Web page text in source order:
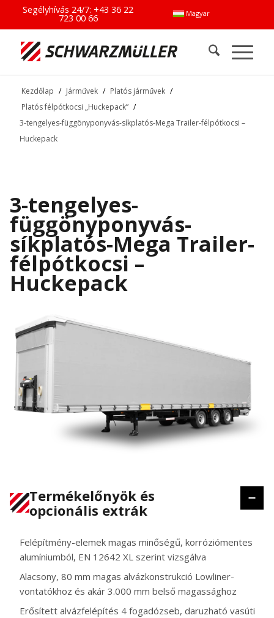
Magyar
Segélyhívás 24/7:+43 36 22
723 00 66
Kezdőlap / Járművek / Platós járművek /
Platós félpótkocsi „Huckepack” /
3-tengelyes-függönyponyvás-síkplatós-Mega Trailer-félpótkocsi –
Huckepack
3-tengelyes-
függönyponyvás-
síkplatós-Mega Trailer-
félpótkocsi –
Huckepack
Termékelőnyök és
opcionális extrák
Felépítmény-elemek magas minőségű, korróziómentes
alumíniumból, EN 12642 XL szerint vizsgálva
Alacsony, 80 mm magas alvázkonstrukció Lowliner-
vontatókhoz és akár 3.000 mm belső magassághoz
Erősített alvázfelépítés 4 fogadózseb, daruzható vasúti